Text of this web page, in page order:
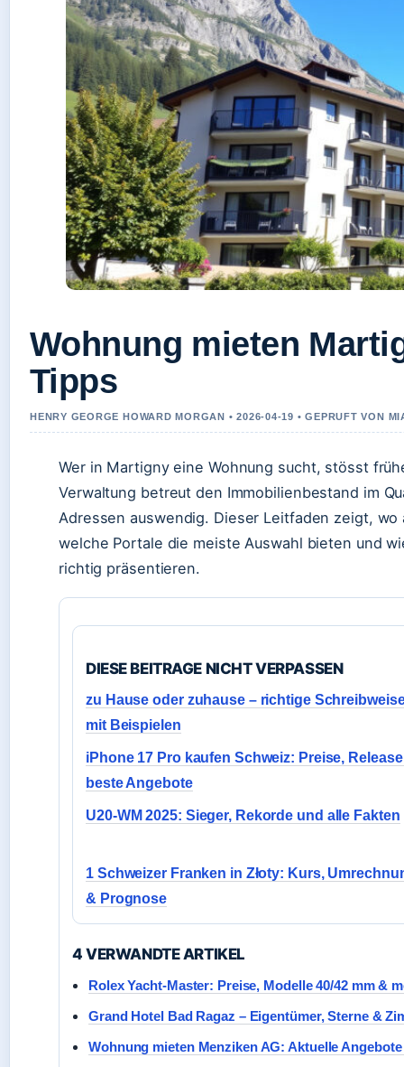
Wohnung mieten
Tipps
HENRY GEORGE HOWARD MORGAN • 2026-04-19 • GEPRUFT VON
Wer in Martigny eine Wohnung sucht, stösst
Verwaltung betreut den Immobilienbestand im
Adressen auswendig. Dieser Leitfaden zeigt,
welche Portale die meiste Auswahl bieten und
richtig präsentieren.
DIESE BEITRAGE NICHT VERPASSEN
zu Hause oder zuhause – richtige
mit Beispielen
iPhone 17 Pro kaufen Schweiz: Preise,
beste Angebote
U20-WM 2025: Sieger, Rekorde und alle Fakten
1 Schweizer Franken in Złoty: Kurs,
& Prognose
4 VERWANDTE ARTIKEL
Rolex Yacht-Master: Preise, Modelle 40/42 mm &
Grand Hotel Bad Ragaz – Eigentümer, Sterne &
Wohnung mieten Menziken AG: Aktuelle Angebote